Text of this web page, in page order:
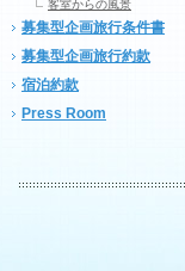
客室からの風景
募集型企画旅行条件書
募集型企画旅行約款
宿泊約款
Press Room